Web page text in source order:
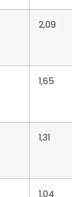
2,09
1,65
1,31
1,04